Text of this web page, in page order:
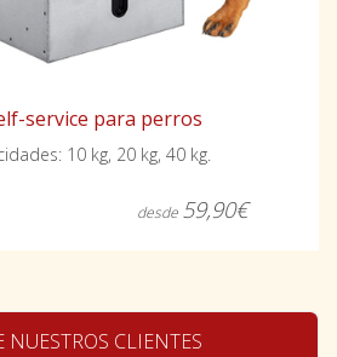
service para perros
10 kg, 20 kg, 40 kg.
desde 59,90€
CLIENTES